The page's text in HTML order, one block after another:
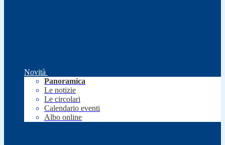
Novità
Panoramica
Le notizie
Le circolari
Calendario eventi
Albo online